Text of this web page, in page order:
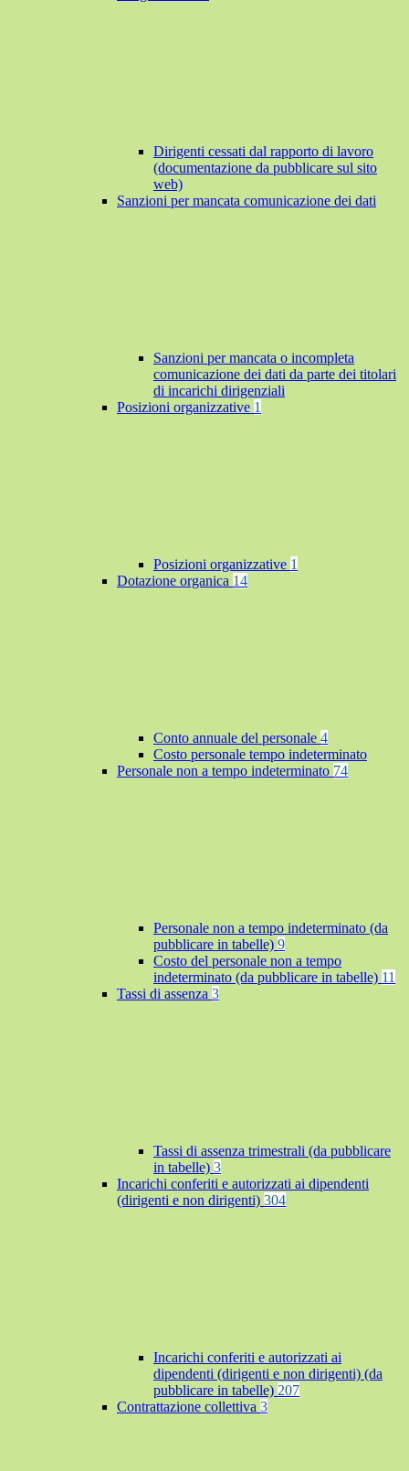
Dirigenti cessati dal rapporto di lavoro
(documentazione da pubblicare sul sito
web)
Sanzioni per mancata comunicazione dei dati
Sanzioni per mancata o incompleta
comunicazione dei dati da parte dei titolari
di incarichi dirigenziali
Posizioni organizzative 1
Posizioni organizzative 1
Dotazione organica 14
Conto annuale del personale 4
Costo personale tempo indeterminato
Personale non a tempo indeterminato 74
Personale non a tempo indeterminato (da
pubblicare in tabelle) 9
Costo del personale non a tempo
indeterminato (da pubblicare in tabelle) 11
Tassi di assenza 3
Tassi di assenza trimestrali (da pubblicare
in tabelle) 3
Incarichi conferiti e autorizzati ai dipendenti
(dirigenti e non dirigenti) 304
Incarichi conferiti e autorizzati ai
dipendenti (dirigenti e non dirigenti) (da
pubblicare in tabelle) 207
Contrattazione collettiva 3